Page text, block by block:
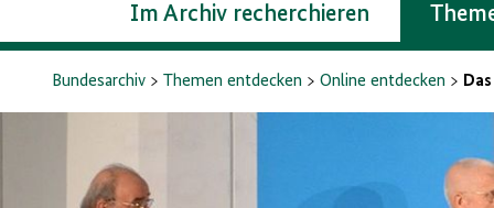
Im Archiv recherchieren
Bundesarchiv Themen entdecken Online entdecken